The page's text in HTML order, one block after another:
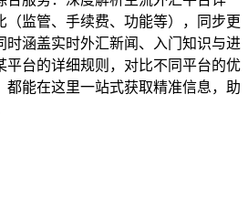
（监管、手续费、功能等），同步更
时涵盖实时外汇新闻、入门知识与进
平台的详细规则，对比不同平台的优
都能在这里一站式获取精准信息，助